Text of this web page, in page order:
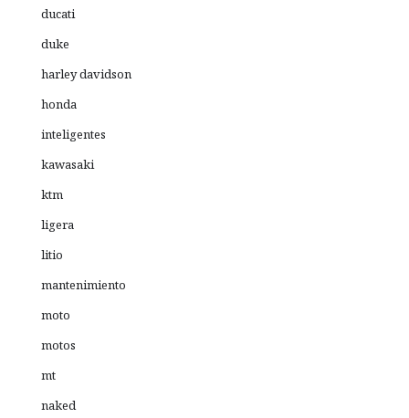
ducati
duke
harley davidson
honda
inteligentes
kawasaki
ktm
ligera
litio
mantenimiento
moto
motos
mt
naked